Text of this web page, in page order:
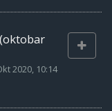
2020, 10:14